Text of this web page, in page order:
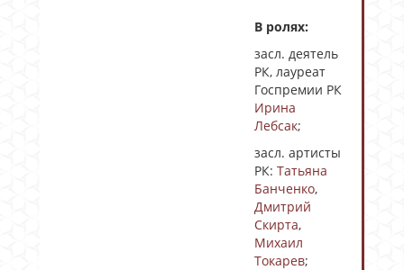
В ролях:
засл. деятель
РК, лауреат
Госпремии РК
Ирина
Лебсак;
засл. артисты
РК: Татьяна
Банченко,
Дмитрий
Скирта,
Михаил
Токарев;